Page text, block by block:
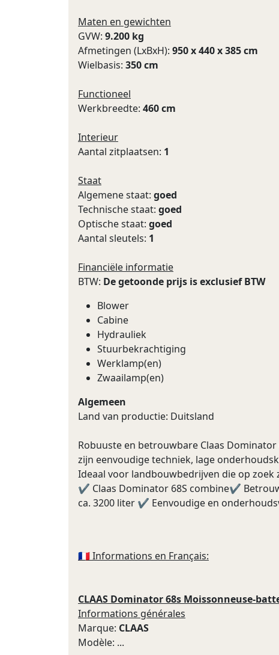
Maten en gewichten
GVW: 9.200 kg
Afmetingen (LxBxH): 950 x 440 x 385 cm
Wielbasis: 350 cm
Functioneel
Werkbreedte: 460 cm
Interieur
Aantal zitplaatsen: 1
Staat
Algemene staat: goed
Technische staat: goed
Optische staat: goed
Aantal sleutels: 1
Financiële informatie
BTW: De getoonde prijs is exclusief BTW
Blower
Cabine
Hydrauliek
Stuurbekrachtiging
Werklamp(en)
Zwaailamp(en)
Algemeen
Land van productie: Duitsland
Robuuste en betrouwbare Claas
zijn eenvoudige techniek, lage
Ideaal voor landbouwbedrijven die op
✔ Claas Dominator 68S combine✔
ca. 3200 liter ✔ Eenvoudige en
🇫🇷 Informations en Français:
CLAAS Dominator 68s Moissonneuse-
Informations générales
Marque: CLAAS
Modèle: ...